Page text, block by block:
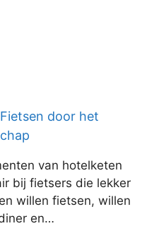
door het
van hotelketen
bij fietsers die lekker
willen fietsen, willen
en…